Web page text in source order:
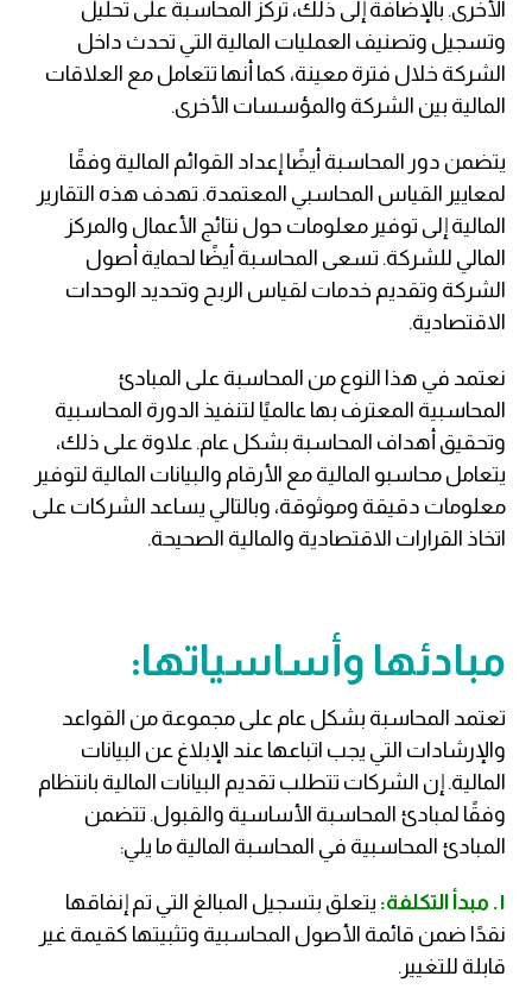
الأخرى. بالإضافة إلى ذلك، تركز المحاسبة على تحليل
وتسجيل وتصنيف العمليات المالية التي تحدث داخل
الشركة خلال فترة معينة، كما أنها تتعامل مع العلاقات
المالية بين الشركة والمؤسسات الأخرى.
يتضمن دور المحاسبة أيضًا إعداد القوائم المالية وفقًا
لمعايير القياس المحاسبي المعتمدة. تهدف هذه التقارير
المالية إلى توفير معلومات حول نتائج الأعمال والمركز
المالي للشركة. تسعى المحاسبة أيضًا لحماية أصول
الشركة وتقديم خدمات لقياس الربح وتحديد الوحدات
الاقتصادية.
نعتمد في هذا النوع من المحاسبة على المبادئ
المحاسبية المعترف بها عالميًا لتنفيذ الدورة المحاسبية
وتحقيق أهداف المحاسبة بشكل عام. علاوة على ذلك،
يتعامل محاسبو المالية مع الأرقام والبيانات المالية لتوفير
معلومات دقيقة وموثوقة، وبالتالي يساعد الشركات على
اتخاذ القرارات الاقتصادية والمالية الصحيحة.
مبادئها وأساسياتها:
تعتمد المحاسبة بشكل عام على مجموعة من القواعد
والإرشادات التي يجب اتباعها عند الإبلاغ عن البيانات
المالية. إن الشركات تتطلب تقديم البيانات المالية بانتظام
وفقًا لمبادئ المحاسبة الأساسية والقبول. تتضمن
المبادئ المحاسبية في المحاسبة المالية ما يلي:
١. مبدأ التكلفة:
يتعلق بتسجيل المبالغ التي تم إنفاقها
نقدًا ضمن قائمة الأصول المحاسبية وتثبيتها كقيمة غير
قابلة للتغيير.